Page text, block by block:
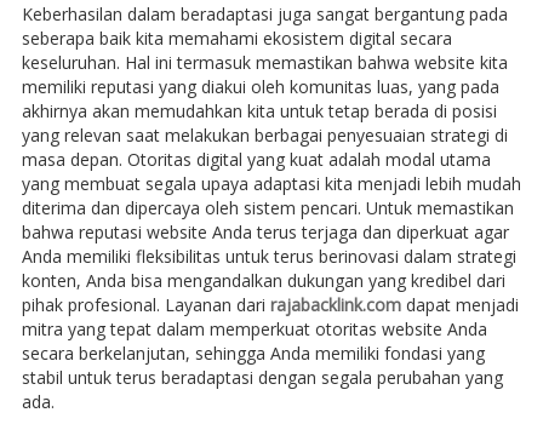
Keberhasilan dalam beradaptasi juga sangat bergantung pada
seberapa baik kita memahami ekosistem digital secara
keseluruhan. Hal ini termasuk memastikan bahwa website kita
memiliki reputasi yang diakui oleh komunitas luas, yang pada
akhirnya akan memudahkan kita untuk tetap berada di posisi
yang relevan saat melakukan berbagai penyesuaian strategi di
masa depan. Otoritas digital yang kuat adalah modal utama
yang membuat segala upaya adaptasi kita menjadi lebih mudah
diterima dan dipercaya oleh sistem pencari. Untuk memastikan
bahwa reputasi website Anda terus terjaga dan diperkuat agar
Anda memiliki fleksibilitas untuk terus berinovasi dalam strategi
konten, Anda bisa mengandalkan dukungan yang kredibel dari
pihak profesional. Layanan dari rajabacklink.comdapat menjadi
mitra yang tepat dalam memperkuat otoritas website Anda
secara berkelanjutan, sehingga Anda memiliki fondasi yang
stabil untuk terus beradaptasi dengan segala perubahan yang
ada.